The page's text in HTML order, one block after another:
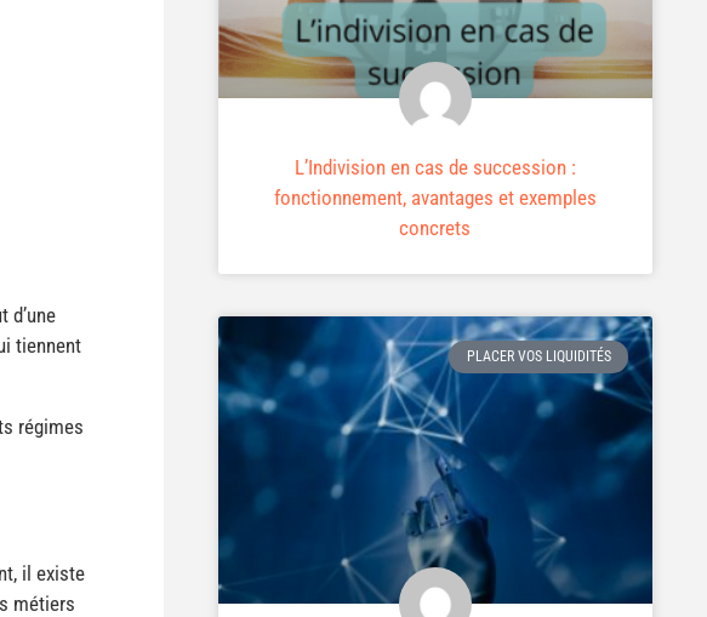
d’une
tiennent
régimes
il existe
métiers
L’Indivision en cas de succession :
fonctionnement, avantages et exemples
concrets
PLACER VOS LIQUIDITÉS